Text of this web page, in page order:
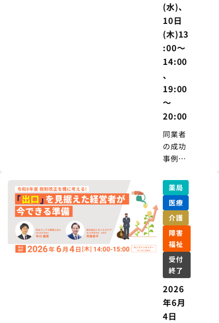
(水)、
10日
(木)13
:00～
14:00
、
19:00
～
20:00
同業者
の成功
事例に
齢者住
宅との
連携で
両立す
る地域
貢献と
経営成
長
薬局
医療
介護
障害
福祉
受付
終了
2026
年6月
4日